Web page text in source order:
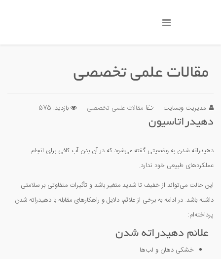
مقالات علمی تخصصی
مدیریت وبسایت مقالات علمی تخصصی بازدید: 575
دهیدراتاسیون
دهیدراته شدن به وضعیتی گفته می‌شود که در آن بدن آب کافی برای انجام
عملکردهای طبیعی خود ندارد.
این حالت می‌تواند از خفیف تا شدید متغیر باشد و تأثیرات متفاوتی بر سلامتی
داشته باشد. در ادامه به برخی از علائم، دلایل و راهکارهای مقابله با دهیدراته شدن
پرداخته‌ام:
علائم دهیدراته شدن
خشکی دهان و لب‌ها